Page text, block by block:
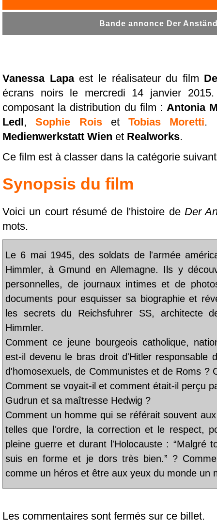
Bande annonce Der
Vanessa Lapaest le réalisateur du film
écrans noirs le mercredi 14 janvier
composant la distribution du film :Antonia
Ledl ,Sophie RoisetTobias Moretti.
Medienwerkstatt Wien et Realworks.
Ce film est à classer dans la catégorie
Synopsis du film
Voici un court résumé de l'histoire de Der
mots.
Le 6 mai 1945, des soldats de l'armée
Himmler, à Gmund en Allemagne. Ils y
personnelles, de journaux intimes et de
documents pour esquisser sa biographie et
les secrets du Reichsfuhrer SS, architecte
Himmler.
Comment ce jeune bourgeois catholique,
est-il devenu le bras droit d'Hitler responsable
d'homosexuels, de Communistes et de Roms ?
Comment se voyait-il et comment était-il perçu
Gudrun et sa maîtresse Hedwig ?
Comment un homme qui se référait souvent
telles que l'ordre, la correction et le respect,
pleine guerre et durant l'Holocauste : “Malgré
suis en forme et je dors très bien.” ?
comme un héros et être aux yeux du monde un
Les commentaires sont fermés sur ce billet.